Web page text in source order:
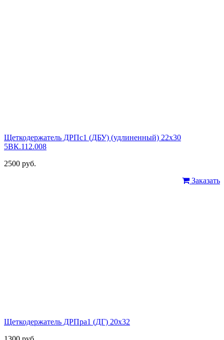
Щеткодержатель ДРПс1 (ДБУ) (удлиненный) 22х30
5ВК.112.008
2500 руб.
Заказать
Щеткодержатель ДРПра1 (ДГ) 20х32